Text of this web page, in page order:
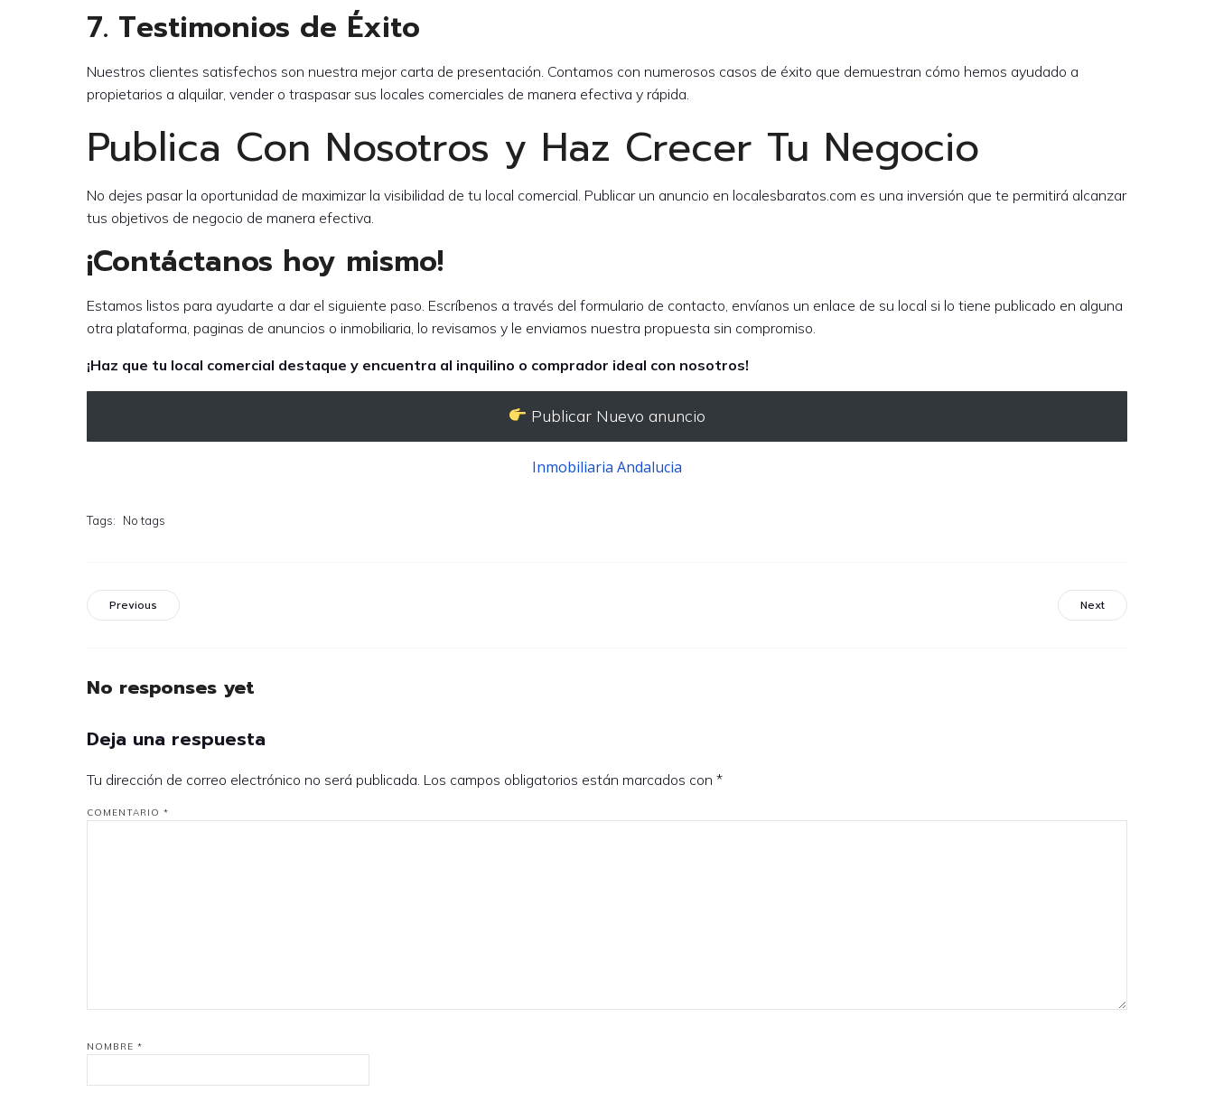
7. Testimonios de Éxito
Nuestros clientes satisfechos son nuestra mejor carta de presentación. Contamos con numerosos casos de éxito que demuestran cómo hemos ayudado a
propietarios a alquilar, vender o traspasar sus locales comerciales de manera efectiva y rápida.
Publica Con Nosotros y Haz Crecer Tu Negocio
No dejes pasar la oportunidad de maximizar la visibilidad de tu local comercial. Publicar un anuncio en localesbaratos.com es una inversión que te permitirá alcanzar
tus objetivos de negocio de manera efectiva.
¡Contáctanos hoy mismo!
Estamos listos para ayudarte a dar el siguiente paso. Escríbenos a través del formulario de contacto, envíanos un enlace de su local si lo tiene publicado en alguna
otra plataforma, paginas de anuncios o inmobiliaria, lo revisamos y le enviamos nuestra propuesta sin compromiso.
¡Haz que tu local comercial destaque y encuentra al inquilino o comprador ideal con nosotros!
Publicar Nuevo anuncio
Inmobiliaria Andalucia
Tags: No tags
Previous Next
No responses yet
Deja una respuesta
Tu dirección de correo electrónico no será publicada. Los campos obligatorios están marcados con *
COMENTARIO *
NOMBRE *